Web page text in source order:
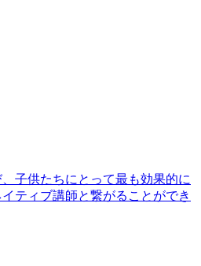
子供たちにとって最も効果的に
ティブ講師と繋がることができ